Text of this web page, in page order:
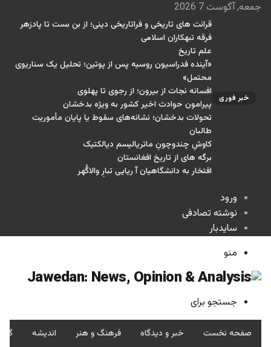
جمعه, آگوست 7 2026
خبر فوری
قرائت های تاریخی و فراتاریخی دینی؛ از بن بست تا پادزهر
فرقه تبهکاران اسلامی
علم تاریخ
«آینده فدراسیون روسیه پس از پوتین؛ تحلیل یک سناریوی
محتمل»
افسانه نجات از بیرون؛ از رجوی تا پهلوی
پیرامون حوادث اخیر کشور به ویژه بدخشان
تحولات بدخشان؛ نشانه‌های سقوط یا پایان مأموریت
طالبان
کاوشِ چندو‌چونِ ماتریالیسم دیالکتیک
برگه های از تاریخ افغانستان
افتخار به دانشگاهیان آ ریایی تبارِ والاگُهر
ورود
نوشته تصادفی
سایدبار
منو
جستجو برای
صفحه نخست خبر و دیدگاه فرهنگ و هنر اندیشه